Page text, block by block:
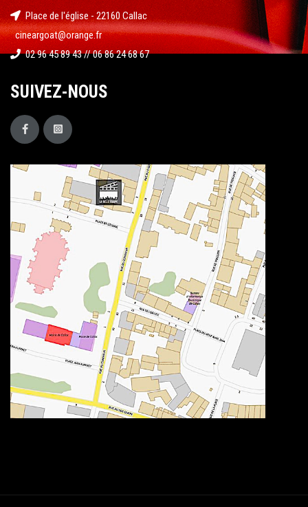
Place de l'église - 22160 Callac
cineargoat@orange.fr
02 96 45 89 43 // 06 86 24 68 67
SUIVEZ-NOUS